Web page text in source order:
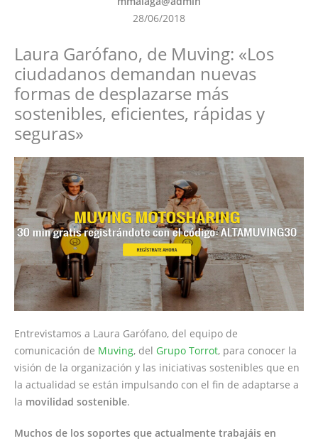
28/06/2018
Laura Garófano, de Muving: «Los
ciudadanos demandan nuevas
formas de desplazarse más
sostenibles, eficientes, rápidas y
seguras»
Entrevistamos a Laura Garófano, del equipo de
comunicación de Muving, del Grupo Torrot, para conocer la
visión de la organización y las iniciativas sostenibles que en
la actualidad se están impulsando con el fin de adaptarse a
la movilidad sostenible.
Muchos de los soportes que actualmente trabajáis en